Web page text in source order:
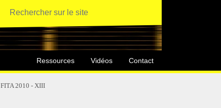
Ressources Vidéos Contact
FITA 2010 - XIII